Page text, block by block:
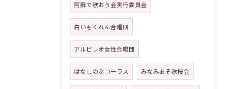
阿蘇で歌おう会実行委員会
白いもくれん合唱団
アルビレオ女性合唱団
はなしのぶコーラス みなみあそ歌桜会